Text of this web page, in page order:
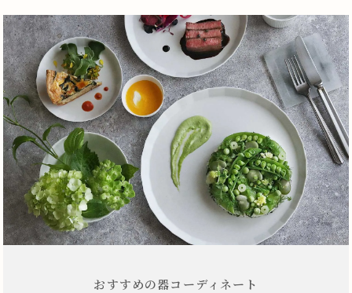
おすすめの器コーディネート